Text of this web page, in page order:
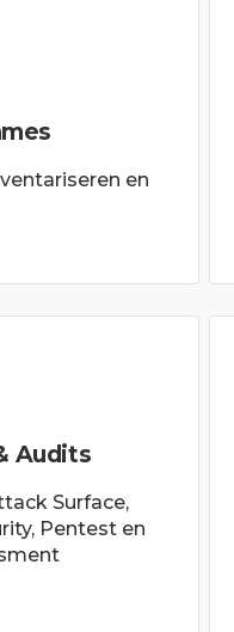
en
Audits
Surface,
Pentest en